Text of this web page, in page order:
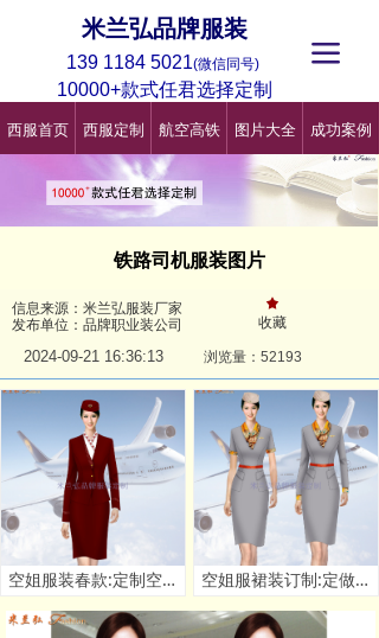
米兰弘品牌服装
西服首页 西服定制 航空高铁 图片大全 成功案例
끀
139 1184 5021(微信同号)
10000+款式任君选择定制
铁路司机服装图片
2024-09-21 16:36:13 浏览量：52193
끄
收藏
信息来源：米兰弘服装厂家
发布单位：品牌职业装公司
空姐服装春款:定制空姐春秋季套装款式 - 米兰弘服装厂家 空姐服裙装订制:定做空姐服连衣裙套装价格 - 米兰弘厂家